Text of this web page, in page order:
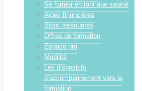
Se former en tant que salarié
Aides financières
Sites ressources
Offres de formation
Espace pro
Mobilité
Les dispositifs
d’accompagnement vers la
formation